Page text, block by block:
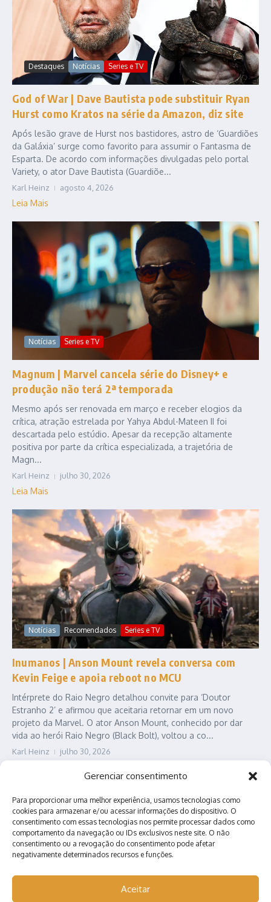
Gerenciar consentimento
Para proporcionar uma melhor experiência, usamos tecnologias como
cookies para armazenar e/ou acessar informações do dispositivo. O
consentimento com essas tecnologias nos permite processar dados como
comportamento da navegação ou IDs exclusivos neste site. O não
consentimento ou a revogação do consentimento pode afetar
negativamente determinados recursos e funções.
Aceitar
Destaques Notícias Series e TV
God of War | Dave Bautista pode substituir Ryan
Hurst como Kratos na série da Amazon, diz site
Após lesão grave de Hurst nos bastidores, astro de ‘Guardiões
da Galáxia’ surge como favorito para assumir o Fantasma de
Esparta. De acordo com informações divulgadas pelo portal
Variety, o ator Dave Bautista (Guardiõe...
Karl Heinz agosto 4, 2026
Leia Mais
Notícias Series e TV
Magnum | Marvel cancela série do Disney+ e
produção não terá 2ª temporada
Mesmo após ser renovada em março e receber elogios da
crítica, atração estrelada por Yahya Abdul-Mateen II foi
descartada pelo estúdio. Apesar da recepção altamente
positiva por parte da crítica especializada, a trajetória de
Magn...
Karl Heinz julho 30, 2026
Leia Mais
Notícias Recomendados Series e TV
Inumanos | Anson Mount revela conversa com
Kevin Feige e apoia reboot no MCU
Intérprete do Raio Negro detalhou convite para ‘Doutor
Estranho 2’ e afirmou que aceitaria retornar em um novo
projeto da Marvel. O ator Anson Mount, conhecido por dar
vida ao herói Raio Negro (Black Bolt), voltou a co...
Karl Heinz julho 30, 2026
Anuncie conosco!